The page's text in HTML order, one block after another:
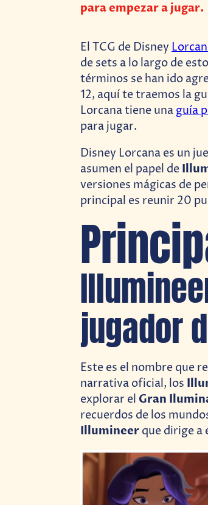
para empezar a jugar.
El TCG de Disney
de sets a lo largo de
términos se han ido
12, aquí te traemos la
Lorcana tiene una guía
para jugar.
Disney Lorcana es un
asumen el papel de
versiones mágicas de
principal es reunir 20
jugador
Este es el nombre que
narrativa oficial, los
explorar el Gran
recuerdos de los
Illumineer que dirige a